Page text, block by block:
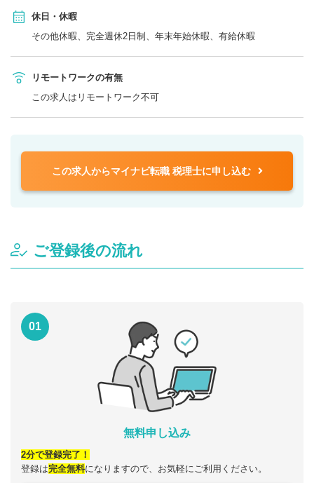
休日・休暇
その他休暇、完全週休2日制、年末年始休暇、有給休暇
リモートワークの有無
この求人はリモートワーク不可
この求人からマイナビ転職 税理士に申し込む
ご登録後の流れ
01
無料申し込み
2分で登録完了！
登録は完全無料になりますので、お気軽にご利用ください。